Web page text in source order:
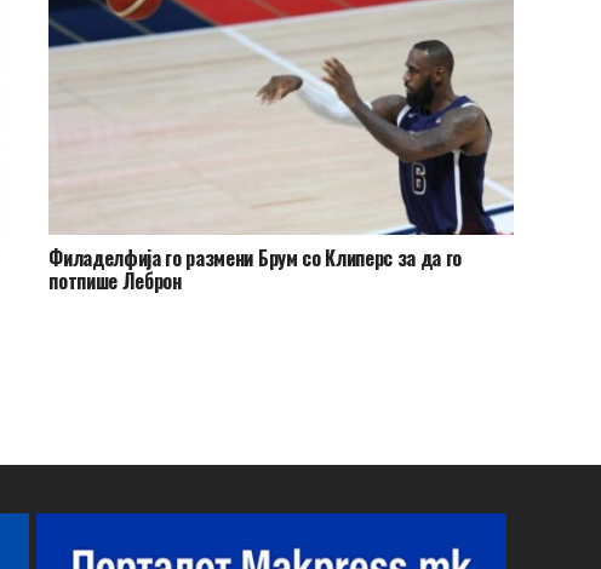
Филаделфија го размени Брум со Клиперс за да го
потпише Леброн